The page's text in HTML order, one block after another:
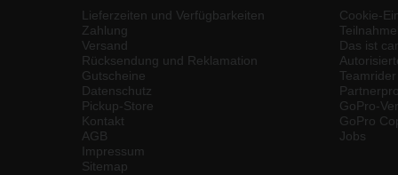
Lieferzeiten und Verfügbarkeiten
Zahlung
Versand
Rücksendung und Reklamation
Gutscheine
Datenschutz
Pickup-Store
Kontakt
AGB
Impressum
Sitemap
Cookie-
Das ist
Teamrider
GoPro-
GoPro
Jobs